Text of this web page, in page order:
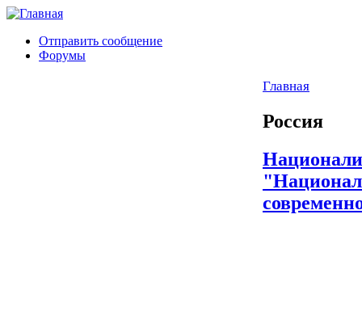
Отправить сообщение
Форумы
Главная
Россия